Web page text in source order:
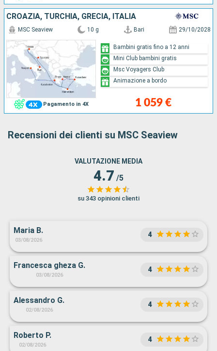
CROAZIA, TURCHIA, GRECIA, ITALIA
Pagamento in 4X
MSC Seaview 10 g Bari 29/10/2028
1 059 €
Bambini gratis fino a 12 anni
Mini Club bambini gratis
Msc Voyagers Club
Animazione a bordo
Recensioni dei clienti su MSC Seaview
VALUTAZIONE MEDIA
4.7 /5
su 343 opinioni clienti
Maria B.
03/08/2026
4
Francesca gheza G.
03/08/2026
4
Alessandro G.
02/08/2026
4
Roberto P.
02/08/2026
4